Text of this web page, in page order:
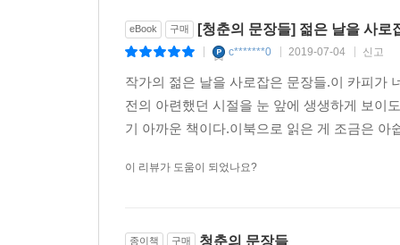
eBook 구매 [청춘의 문장들] 젊은 날을 사로
c*******0 2019-07-04 신고
작가의 젊은 날을 사로잡은 문장들.이 카피가
전의 아련했던 시절을 눈 앞에 생생하게 보이
기 아까운 책이다.이북으로 읽은 게 조금은
이 리뷰가 도움이 되었나요?
종이책 구매 청춘의 문장들